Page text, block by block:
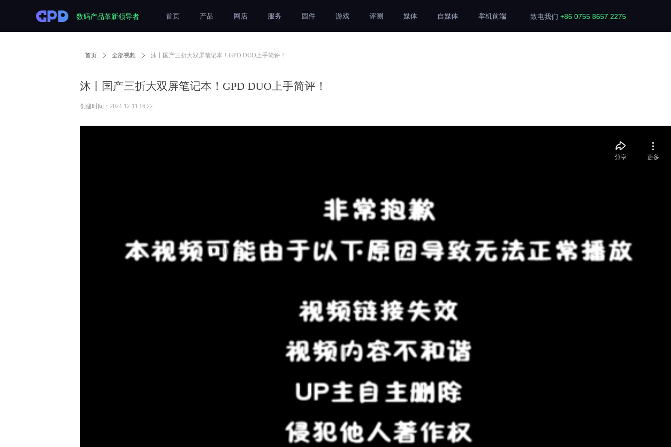
首页 产品 网店 服务 固件 游戏 评测 媒体 自媒体 掌机前端
数码产品革新领导者 致电我们 +86 0755 8657 2275
沐丨国产三折大双屏笔记本！GPD DUO上手简评！
首页 ꄲ 全部视频 ꄲ 沐丨国产三折大双屏笔记本！GPD DUO上手简评！
创建时间： 2024-12-11 16:22